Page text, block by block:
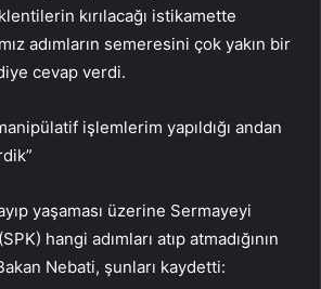
kırılacağı istikamette
adımların semeresini çok yakın bir
cevap verdi.
işlemlerim yapıldığı andan
yaşaması üzerine Sermayeyi
hangi adımları atıp atmadığının
Nebati, şunları kaydetti: